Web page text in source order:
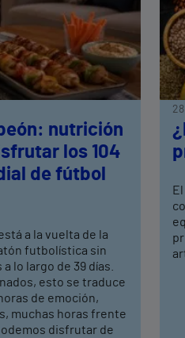
nutrición
los 104
de fútbol
a la vuelta de la
futbolística sin
lo largo de 39 días.
esto se traduce
de emoción,
muchas horas frente
disfrutar de